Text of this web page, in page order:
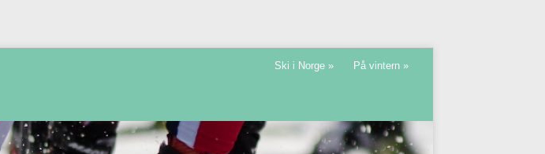
Ski i Norge » På vintern »